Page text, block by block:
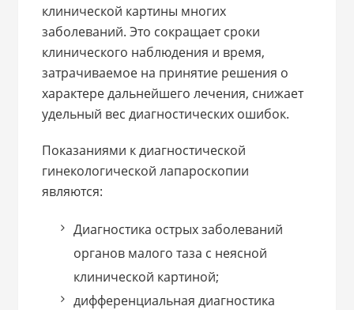
клинической картины многих
заболеваний. Это сокращает сроки
клинического наблюдения и время,
затрачиваемое на принятие решения о
характере дальнейшего лечения, снижает
удельный вес диагностических ошибок.
Показаниями к диагностической
гинекологической лапароскопии
являются:
Диагностика острых заболеваний
органов малого таза с неясной
клинической картиной;
дифференциальная диагностика